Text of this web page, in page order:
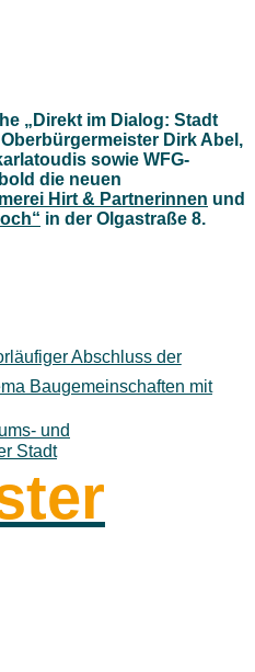
„Direkt im Dialog: Stadt
Dirk Abel,
sowie WFG-
die neuen
Hirt & Partnerinnen und
in der Olgastraße 8.
Abschluss der
Baugemeinschaften mit
und
Stadt